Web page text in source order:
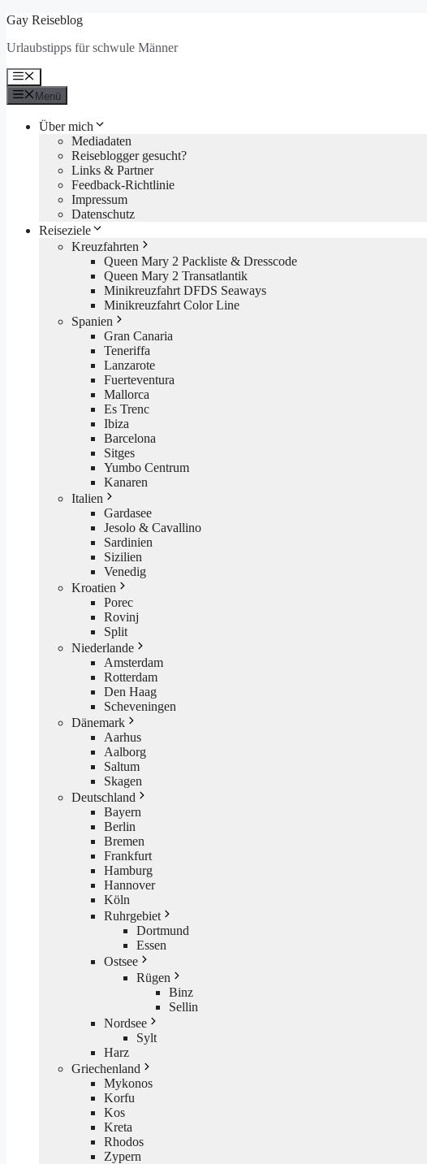
Zum
springen
Gay Reiseblog
Urlaubstipps für schwule Männer
Menü
Menü
Über mich
Mediadaten
Reiseblogger gesucht?
Links & Partner
Feedback-Richtlinie
Impressum
Datenschutz
Reiseziele
Kreuzfahrten
Queen Mary 2 Packliste & Dresscode
Queen Mary 2 Transatlantik
Minikreuzfahrt DFDS Seaways
Minikreuzfahrt Color Line
Spanien
Gran Canaria
Teneriffa
Lanzarote
Fuerteventura
Mallorca
Es Trenc
Ibiza
Barcelona
Sitges
Yumbo Centrum
Kanaren
Italien
Gardasee
Jesolo & Cavallino
Sardinien
Sizilien
Venedig
Kroatien
Porec
Rovinj
Split
Niederlande
Amsterdam
Rotterdam
Den Haag
Scheveningen
Dänemark
Aarhus
Aalborg
Saltum
Skagen
Deutschland
Bayern
Berlin
Bremen
Frankfurt
Hamburg
Hannover
Köln
Ruhrgebiet
Dortmund
Essen
Ostsee
Rügen
Binz
Sellin
Nordsee
Sylt
Harz
Griechenland
Mykonos
Korfu
Kos
Kreta
Rhodos
Zypern